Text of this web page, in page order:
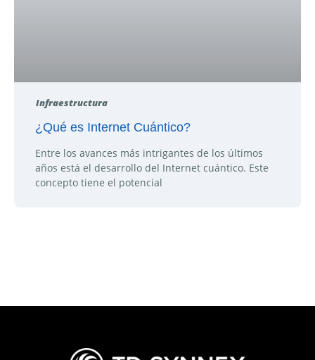
Infraestructura
¿Qué es Internet Cuántico?
Entre los avances más intrigantes de los últimos
años está el desarrollo del Internet cuántico. Este
concepto tiene el potencial